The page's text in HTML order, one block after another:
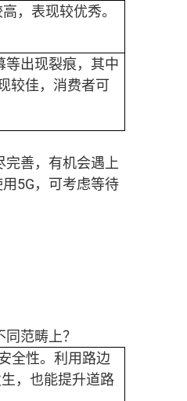
，表现较优秀。
等出现裂痕，其中
较佳，消费者可
善，有机会遇上
5G，可考虑等待
范畴上？
全性。利用路边
，也能提升道路